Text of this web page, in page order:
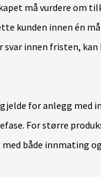
må vurdere om
kunden innen én
innen fristen,
for anlegg med
For større
både innmating